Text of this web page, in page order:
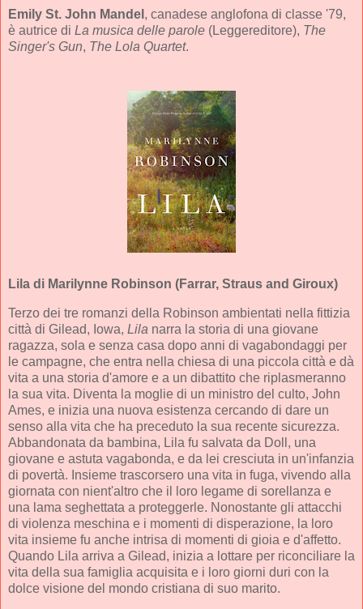
Emily St. John Mandel , canadese anglofona di classe '79,
è autrice di La musica delle parole (Leggereditore), The
Singer's Gun, The Lola Quartet.
Lila di Marilynne Robinson (Farrar, Straus and Giroux)
Terzo dei tre romanzi della Robinson ambientati nella fittizia
città di Gilead, Iowa, Lila narra la storia di una giovane
ragazza, sola e senza casa dopo anni di vagabondaggi per
le campagne, che entra nella chiesa di una piccola città e dà
vita a una storia d'amore e a un dibattito che riplasmeranno
la sua vita. Diventa la moglie di un ministro del culto, John
Ames, e inizia una nuova esistenza cercando di dare un
senso alla vita che ha preceduto la sua recente sicurezza.
Abbandonata da bambina, Lila fu salvata da Doll, una
giovane e astuta vagabonda, e da lei cresciuta in un'infanzia
di povertà. Insieme trascorsero una vita in fuga, vivendo alla
giornata con nient'altro che il loro legame di sorellanza e
una lama seghettata a proteggerle. Nonostante gli attacchi
di violenza meschina e i momenti di disperazione, la loro
vita insieme fu anche intrisa di momenti di gioia e d'affetto.
Quando Lila arriva a Gilead, inizia a lottare per riconciliare la
vita della sua famiglia acquisita e i loro giorni duri con la
dolce visione del mondo cristiana di suo marito.